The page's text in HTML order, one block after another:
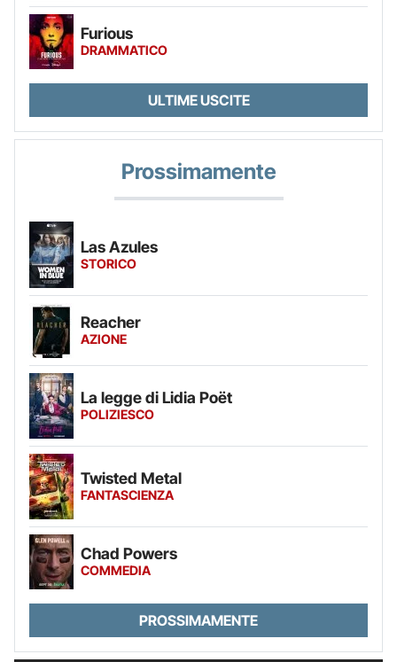
Furious
DRAMMATICO
ULTIME USCITE
Prossimamente
Las Azules
STORICO
Reacher
AZIONE
La legge di Lidia Poët
POLIZIESCO
Twisted Metal
FANTASCIENZA
Chad Powers
COMMEDIA
PROSSIMAMENTE